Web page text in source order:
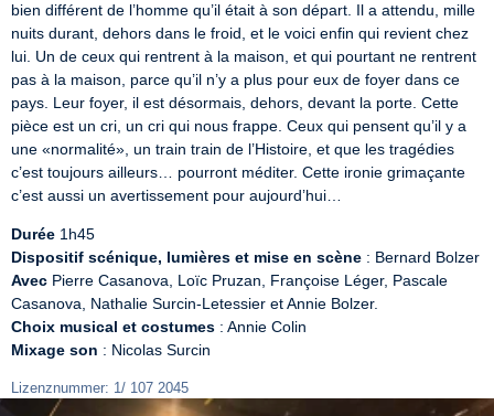
bien différent de l’homme qu’il était à son départ. Il a attendu, mille
nuits durant, dehors dans le froid, et le voici enfin qui revient chez
lui. Un de ceux qui rentrent à la maison, et qui pourtant ne rentrent
pas à la maison, parce qu’il n’y a plus pour eux de foyer dans ce
pays. Leur foyer, il est désormais, dehors, devant la porte. Cette
pièce est un cri, un cri qui nous frappe. Ceux qui pensent qu’il y a
une «normalité», un train train de l’Histoire, et que les tragédies
c’est toujours ailleurs… pourront méditer. Cette ironie grimaçante
c’est aussi un avertissement pour aujourd’hui…
Durée
Dispositif scénique, lumières et mise en scène
Avec Pierre Casanova, Loïc Pruzan, Françoise Léger, Pascale
Choix musical et costumes
Mixage son : Nicolas Surcin
Lizenznummer: 1/ 107 2045